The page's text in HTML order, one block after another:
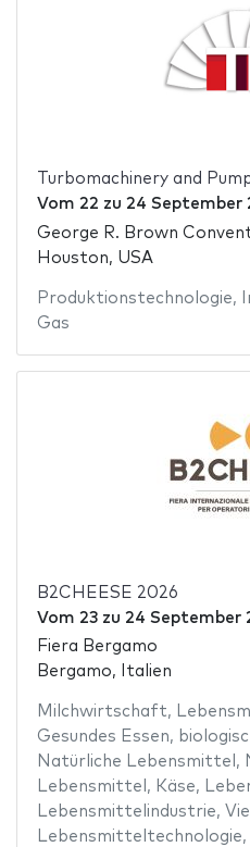
Turbomachinery and
Vom 22 zu 24 September
George R. Brown
Houston, USA
Produktionstechnologie,
Gas
B2CHEESE 2026
Vom 23zu 24 September
Fiera Bergamo
Bergamo, Italien
Milchwirtschaft,
Gesundes Essen,
Natürliche Lebensmittel ,
Lebensmittel , Käse,
Lebensmittelindustrie,
Lebensmitteltechnologie,